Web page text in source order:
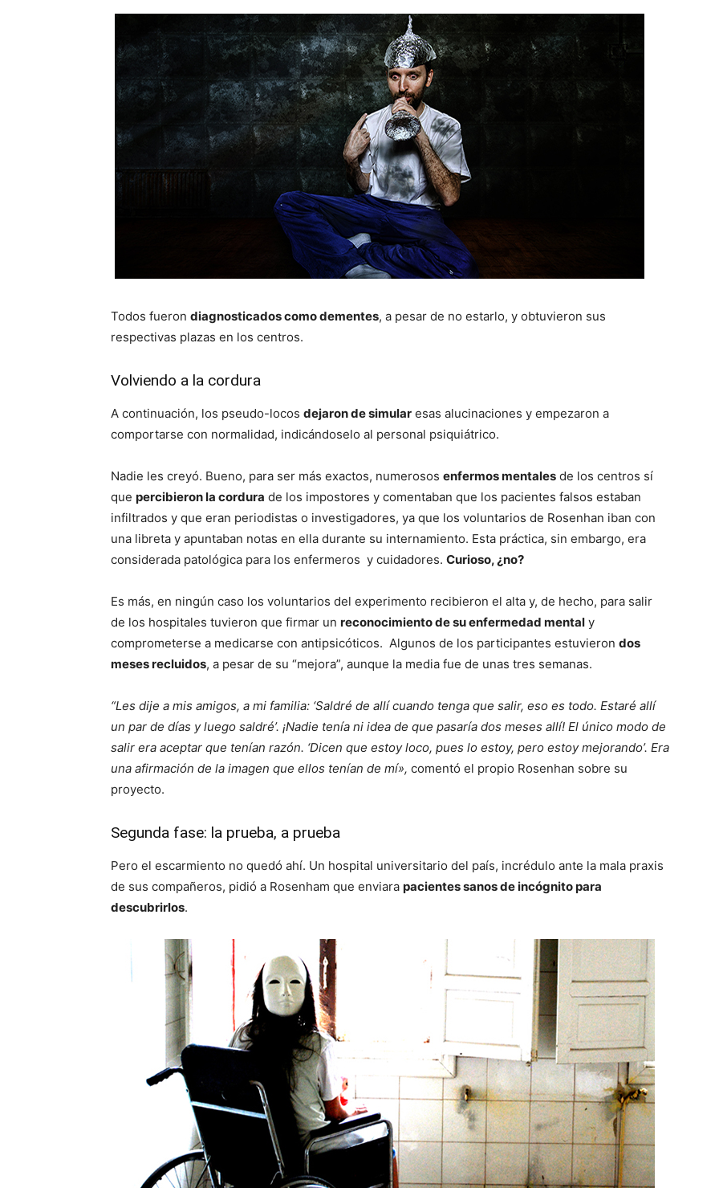
Todos fueron diagnosticados como dementes, a pesar de no estarlo, y obtuvieron sus
respectivas plazas en los centros.
Volviendo a la cordura
A continuación, los pseudo-locos dejaron de simular esas alucinaciones y empezaron a
comportarse con normalidad, indicándoselo al personal psiquiátrico.
Nadie les creyó. Bueno, para ser más exactos, numerosos enfermos mentales de los centros sí
que percibieron la cordura de los impostores y comentaban que los pacientes falsos estaban
infiltrados y que eran periodistas o investigadores, ya que los voluntarios de Rosenhan iban con
una libreta y apuntaban notas en ella durante su internamiento. Esta práctica, sin embargo, era
considerada patológica para los enfermeros y cuidadores. Curioso, ¿no?
Es más, en ningún caso los voluntarios del experimento recibieron el alta y, de hecho, para salir
de los hospitales tuvieron que firmar un reconocimiento de su enfermedad mental y
comprometerse a medicarse con antipsicóticos. Algunos de los participantes estuvieron dos
meses recluidos, a pesar de su “mejora”, aunque la media fue de unas tres semanas.
“Les dije a mis amigos, a mi familia: ‘Saldré de allí cuando tenga que salir, eso es todo. Estaré allí
un par de días y luego saldré’. ¡Nadie tenía ni idea de que pasaría dos meses allí! El único modo de
salir era aceptar que tenían razón. ‘Dicen que estoy loco, pues lo estoy, pero estoy mejorando’. Era
una afirmación de la imagen que ellos tenían de mí», comentó el propio Rosenhan sobre su
proyecto.
Segunda fase: la prueba, a prueba
Pero el escarmiento no quedó ahí. Un hospital universitario del país, incrédulo ante la mala praxis
de sus compañeros, pidió a Rosenham que enviara pacientes sanos de incógnito para
descubrirlos.